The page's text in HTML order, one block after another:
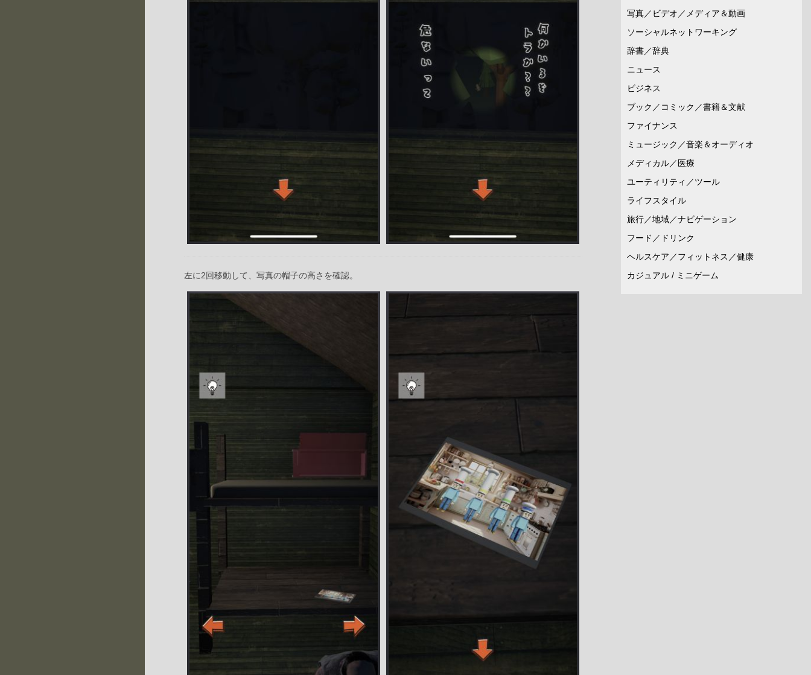
左に2回移動して、写真の帽子の高さを確認。
写真／ビデオ／メディア＆動画
ソーシャルネットワーキング
辞書／辞典
ニュース
ビジネス
ブック／コミック／書籍＆文献
ファイナンス
ミュージック／音楽＆オーディオ
メディカル／医療
ユーティリティ／ツール
ライフスタイル
旅行／地域／ナビゲーション
フード／ドリンク
ヘルスケア／フィットネス／健康
カジュアル / ミニゲーム